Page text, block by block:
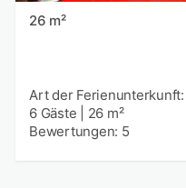
26 m²
Art der
6 Gäste
26 m²
Bewertungen: 5